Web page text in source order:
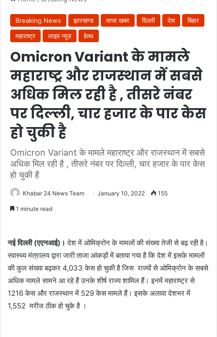
Breaking News झारखण्ड ताजा खबर दिल्ली देश
बिहार
महाराष्ट्र
लाइव न्यूज़ हेल्थ
Omicron Variant के मामले
महाराष्‍ट्र और राजस्‍थान में सबसे
अधिक मिल रही है , तीसरे नंबर
पर दिल्‍ली, चार हजार के पार केस
हो चुकी है
Omicron Variant के मामले महाराष्‍ट्र और राजस्‍थान में सबसे
अधिक मिल रही है , तीसरे नंबर पर दिल्‍ली, चार हजार के पार केस
हो चुकी है
Khabar 24 News Team January 10, 2022 155
1 minute read
नई दिल्‍ली (एएनआई)। देश में ओमिक्रोन के मामलों की संख्‍या तेजी से बढ़ रही है।
स्‍वास्‍थ्‍य मंत्रालय द्वारा जारी ताजा आंकड़ों में बताया गया है कि देश में इसके मामलों
की कुल संख्या बढ़कर 4,033 केस हो चुकी है जिस राज्‍यों से ओमिक्रोन के सबसे
अधिक मामले सामने आ रहे हैं उनके शीर्ष राज्‍य शामिल हैं। इनमें महाराष्ट्र से
1216 केस और राजस्थान में 529 केस मामले हैं। इसके अलावा देशभर में
1,552 मरीज ठीक हो चुके है ।